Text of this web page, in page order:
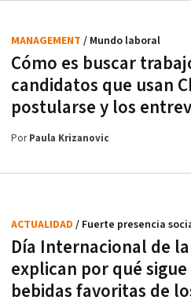
Cómo es buscar
candidatos que usan
postularse y los
MANAGEMENT / Mundo laboral
PorPaula Krizanovic
Día Internacional de
explican por qué
bebidas favoritas de
ACTUALIDAD / Fuerte presencia